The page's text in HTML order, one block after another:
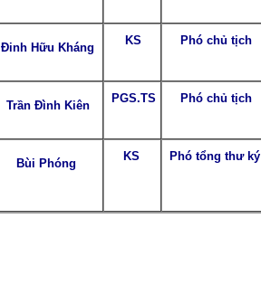
Đinh Hữu Kháng
KS Phó chủ tịch
Trần Đình Kiên
PGS.TS Phó chủ tịch
Bùi Phóng
KS Phó tổng thư ký